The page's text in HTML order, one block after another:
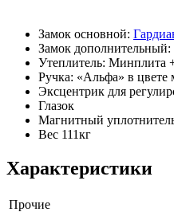
Замок основной:
Замок дополнительный:
Утеплитель: Минплита
Ручка: «Альфа» в цвете
Эксцентрик для
Глазок
Магнитный
Вес 111кг
Характеристики
Прочие